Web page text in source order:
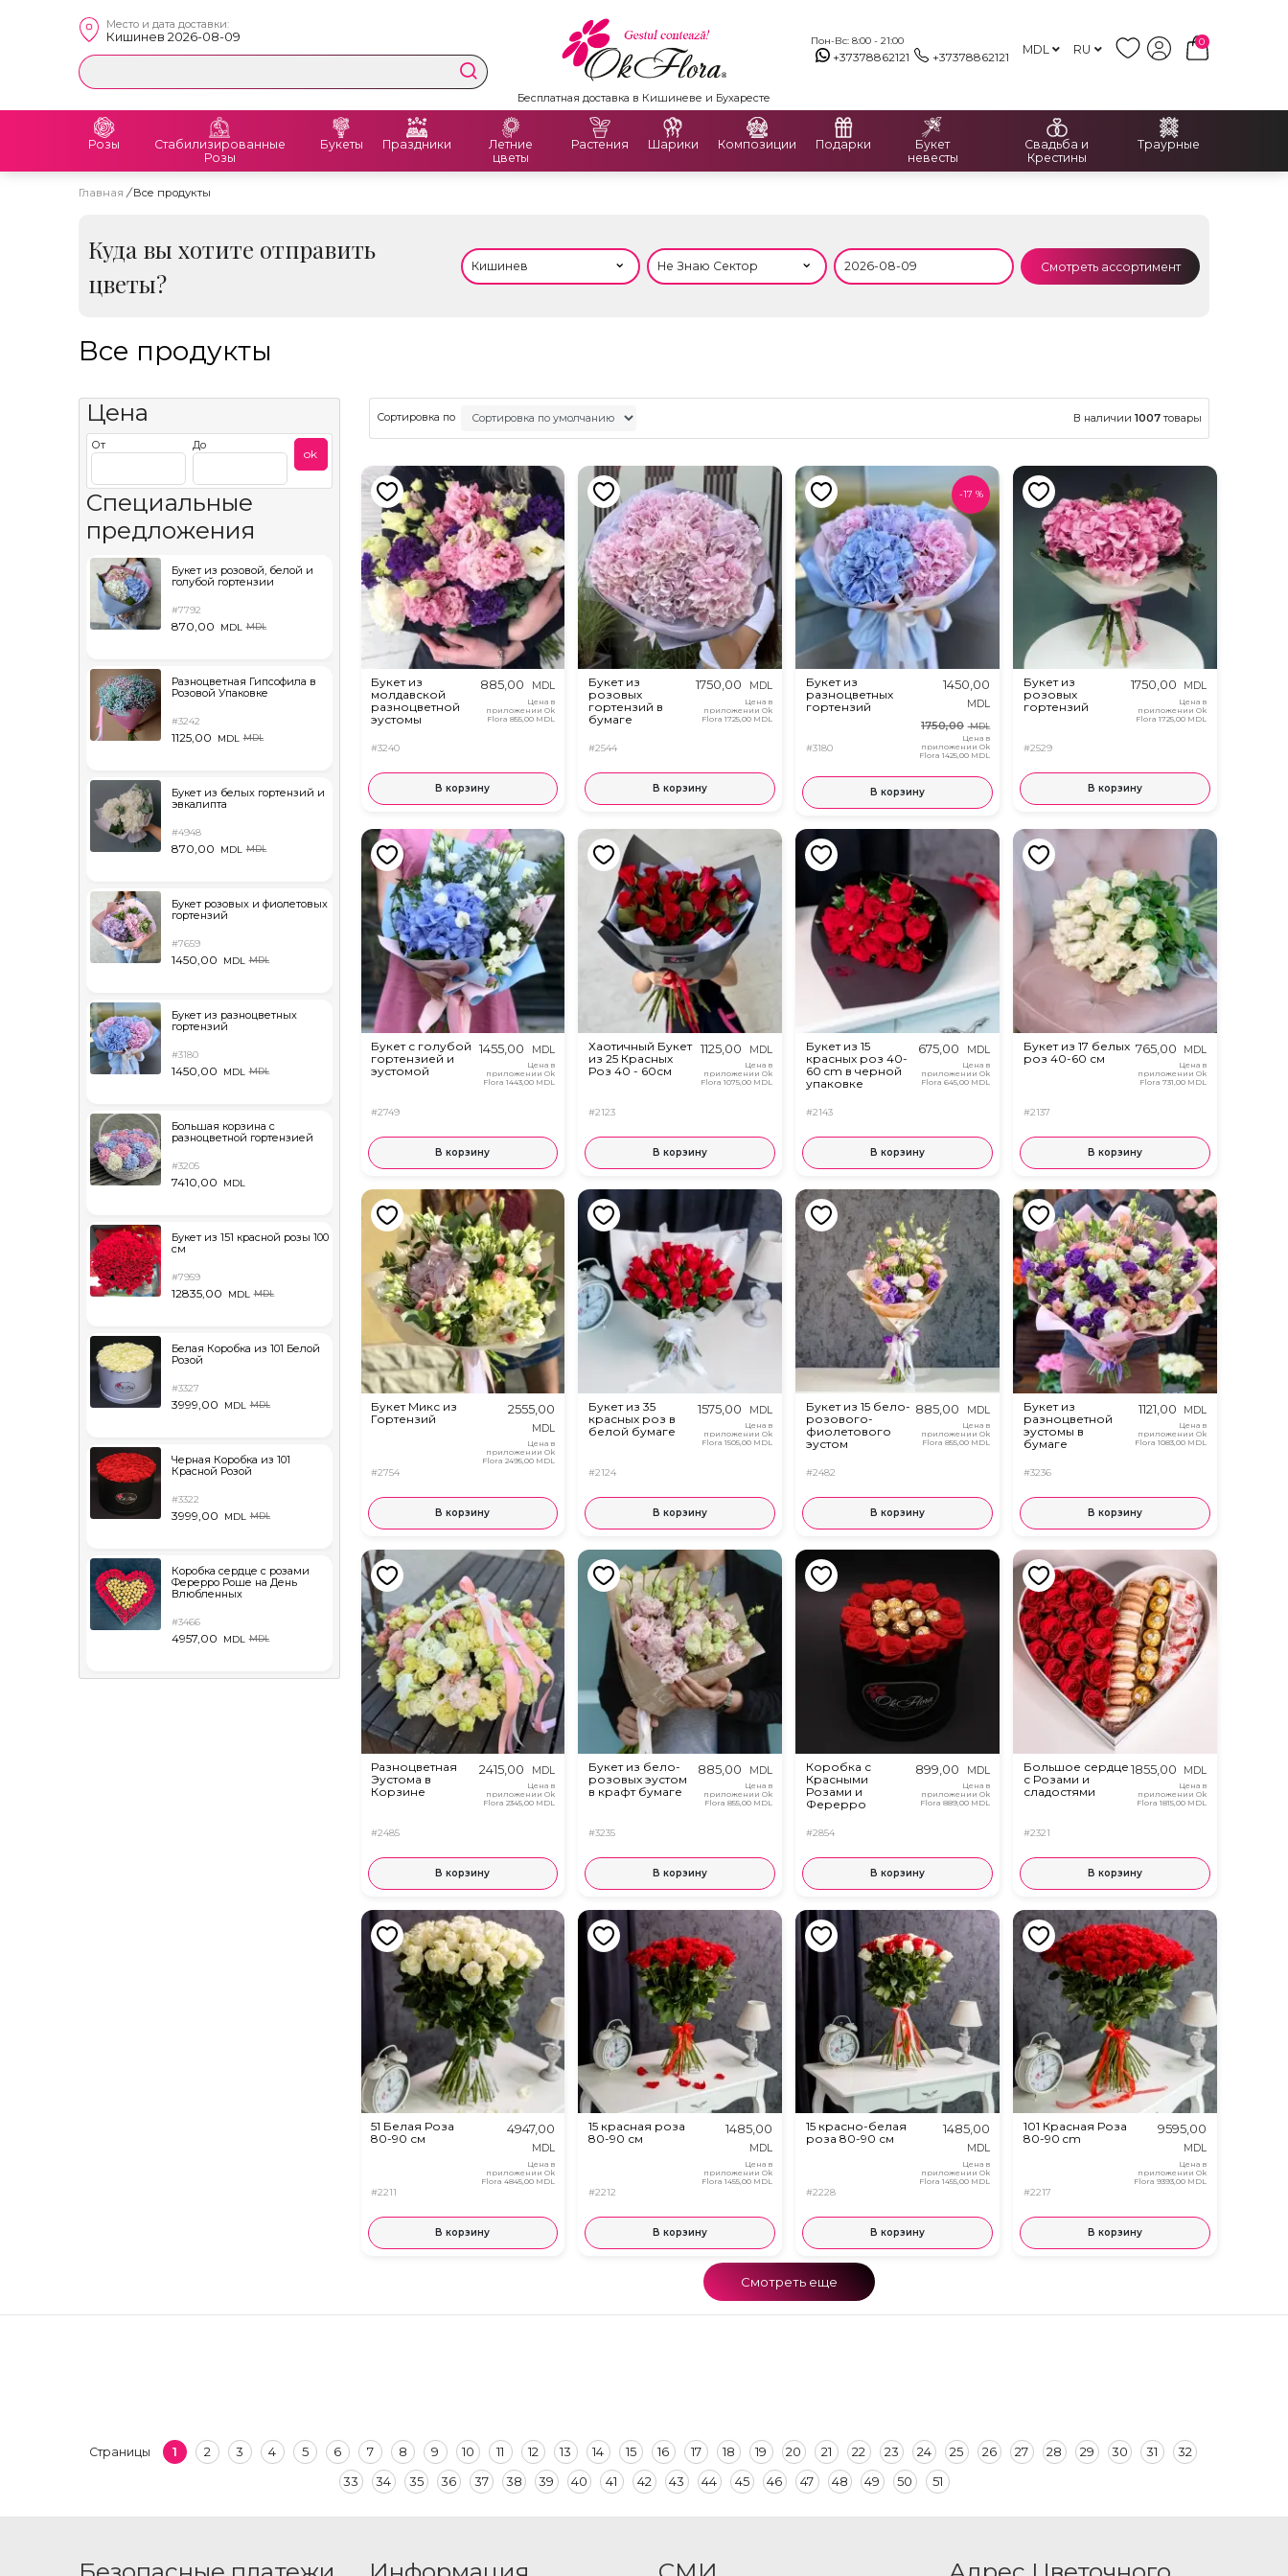
Место и дата доставки:
Кишинев 2026-08-09 Пон-Вс: 8:00 - 21:00
+37378862121 +37378862121 MDL RU
0
Бесплатная доставка в Кишиневе и Бухаресте
Розы
Стабилизированные
Розы
Букеты Праздники
Летние
цветы
Растения Шарики Композиции Подарки
Букет
невесты
Свадьба и
Крестины
Траурные
Главная / Все продукты
Куда вы хотите отправить
цветы?
Смотреть ассортимент
Все продукты
Цена
От До
ok
Специальные
предложения
Букет из розовой, белой и
голубой гортензии
#7792
870,00 MDL MDL
Разноцветная Гипсофила в
Розовой Упаковке
#3242
1125,00 MDL MDL
Букет из белых гортензий и
эвкалипта
#4948
870,00 MDL MDL
Букет розовых и фиолетовых
гортензий
#7659
1450,00 MDL MDL
Букет из разноцветных
гортензий
#3180
1450,00 MDL MDL
Большая корзина с
разноцветной гортензией
#3205
7410,00 MDL
Букет из 151 красной розы 100
см
#7959
12835,00 MDL MDL
Белая Коробка из 101 Белой
Розой
#3327
3999,00 MDL MDL
Черная Коробка из 101
Красной Розой
#3322
3999,00 MDL MDL
Коробка сердце с розами
Ферерро Роше на День
Влюбленных
#3466
4957,00 MDL MDL
Сортировка по В наличии 1007 товары
Букет из
молдавской
разноцветной
эустомы
#3240
885,00 MDL
Цена в
приложении Ok
Flora 855,00 MDL
В корзину
Букет из
розовых
гортензий в
бумаге
#2544
1750,00 MDL
Цена в
приложении Ok
Flora 1725,00 MDL
В корзину
-17 %
Букет из
разноцветных
гортензий
#3180
1450,00
MDL
1750,00 MDL
Цена в
приложении Ok
Flora 1425,00 MDL
В корзину
Букет из
розовых
гортензий
#2529
1750,00 MDL
Цена в
приложении Ok
Flora1725,00 MDL
В корзину
Букет с голубой
гортензией и
эустомой
#2749
1455,00 MDL
Цена в
приложении Ok
Flora 1443,00 MDL
В корзину
Хаотичный Букет
из 25 Красных
Роз 40 - 60см
#2123
1125,00 MDL
Цена в
приложении Ok
Flora 1075,00 MDL
В корзину
Букет из 15
красных роз 40-
60 cm в черной
упаковке
#2143
675,00 MDL
Цена в
приложении Ok
Flora 645,00 MDL
В корзину
Букет из 17 белых
роз 40-60 см
#2137
765,00 MDL
Цена в
приложении Ok
Flora731,00 MDL
В корзину
Букет Микс из
Гортензий
#2754
2555,00
MDL
Цена в
приложении Ok
Flora 2495,00 MDL
В корзину
Букет из 35
красных роз в
белой бумаге
#2124
1575,00 MDL
Цена в
приложении Ok
Flora 1505,00 MDL
В корзину
Букет из 15 бело-
розового-
фиолетового
эустом
#2482
885,00 MDL
Цена в
приложении Ok
Flora 855,00 MDL
В корзину
Букет из
разноцветной
эустомы в
бумаге
#3236
1121,00 MDL
Цена в
приложении Ok
Flora1083,00 MDL
В корзину
Разноцветная
Эустома в
Корзине
#2485
2415,00 MDL
Цена в
приложении Ok
Flora 2345,00 MDL
В корзину
Букет из бело-
розовых эустом
в крафт бумаге
#3235
885,00 MDL
Цена в
приложении Ok
Flora 855,00 MDL
В корзину
Коробка с
Красными
Розами и
Ферерро
#2854
899,00 MDL
Цена в
приложении Ok
Flora 889,00 MDL
В корзину
Большое сердце
с Розами и
сладостями
#2321
1855,00 MDL
Цена в
приложении Ok
Flora1815,00 MDL
В корзину
51 Белая Роза
80-90 см
#2211
4947,00
MDL
Цена в
приложении Ok
Flora 4845,00 MDL
В корзину
15 красная роза
80-90 см
#2212
1485,00
MDL
Цена в
приложении Ok
Flora 1455,00 MDL
В корзину
15 красно-белая
роза 80-90 см
#2228
1485,00
MDL
Цена в
приложении Ok
Flora 1455,00 MDL
В корзину
101 Красная Роза
80-90 cm
#2217
9595,00
MDL
Цена в
приложении Ok
Flora9393,00 MDL
В корзину
Смотреть еще
Страницы 1 2 3 4 5 6 7 8 9 10 11 12 13 14 15 16 17 18 19 20 21 22 23 24 25 26 27 28 29 30 31
32
33
34 35 36 37 38 39 40 41 42 43 44 45 46 47 48 49 50 51